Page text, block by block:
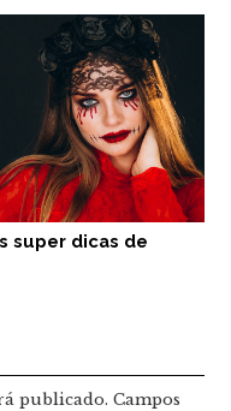
super dicas de
publicado. Campos